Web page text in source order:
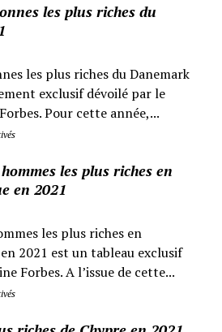
les plus riches du
les plus riches du Danemark
exclusif dévoilé par le
Pour cette année,...
les plus riches en
en 2021
les plus riches en
2021 est un tableau exclusif
Forbes. A l’issue de cette...